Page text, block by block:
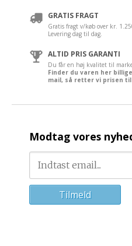
GRATIS FRAGT
Gratis fragt v/køb over kr.
Levering dag til dag.
ALTID PRIS GARANTI
Du får en høj kvalitet til
Finder du varen her
mail, så retter vi prisen til
Modtag vores